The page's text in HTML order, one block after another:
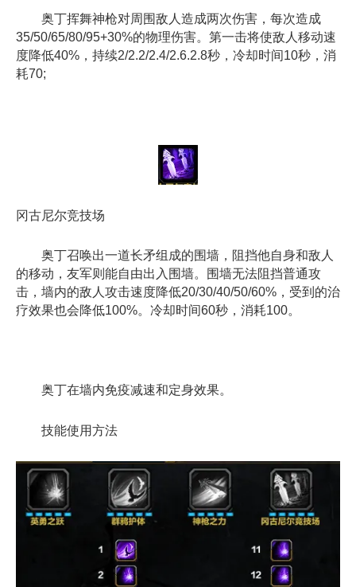
奥丁挥舞神枪对周围敌人造成两次伤害，每次造成
35/50/65/80/95+30%的物理伤害。第一击将使敌人移动速
度降低40%，持续2/2.2/2.4/2.6.2.8秒，冷却时间10秒，消
耗70;
冈古尼尔竞技场
奥丁召唤出一道长矛组成的围墙，阻挡他自身和敌人
的移动，友军则能自由出入围墙。围墙无法阻挡普通攻
击，墙内的敌人攻击速度降低20/30/40/50/60%，受到的治
疗效果也会降低100%。冷却时间60秒，消耗100。
奥丁在墙内免疫减速和定身效果。
技能使用方法